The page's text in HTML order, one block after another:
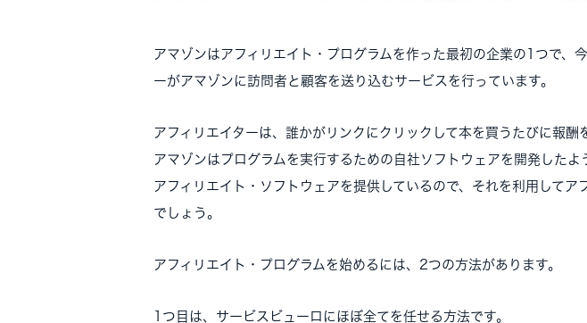
アマゾンはアフィリエイト・プログラムを作った最初の企業の1つで、
ーがアマゾンに訪問者と顧客を送り込むサービスを行っています。
アフィリエイターは、誰かがリンクにクリックして本を買うたびに報酬
アマゾンはプログラムを実行するための自社ソフトウェアを開発した
アフィリエイト・ソフトウェアを提供しているので、それを利用してア
でしょう。
アフィリエイト・プログラムを始めるには、2つの方法があります。
1つ目は、サービスビューロにほぼ全てを任せる方法です。